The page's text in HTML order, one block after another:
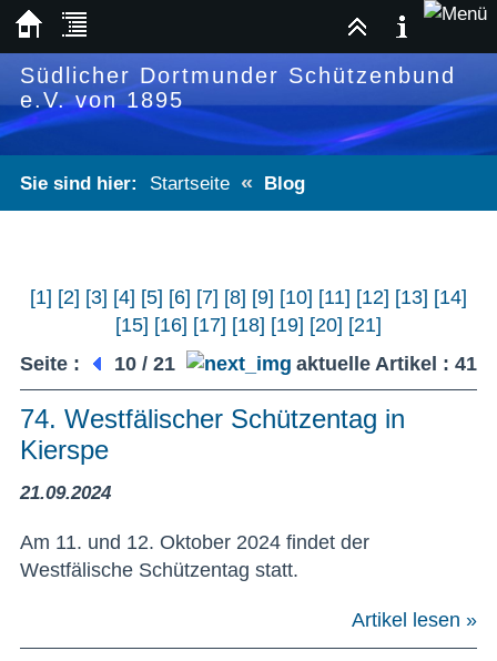
Südlicher Dortmunder Schützenbund
e.V. von 1895
Sie sind hier: Startseite « Blog
[1] [2] [3] [4] [5] [6] [7] [8] [9] [10] [11] [12] [13] [14]
[15] [16] [17] [18] [19] [20] [21]
aktuelle Artikel : 41
Seite : 10 / 21
74. Westfälischer Schützentag in
Kierspe
21.09.2024
Am 11. und 12. Oktober 2024 findet der
Westfälische Schützentag statt.
Artikel lesen »